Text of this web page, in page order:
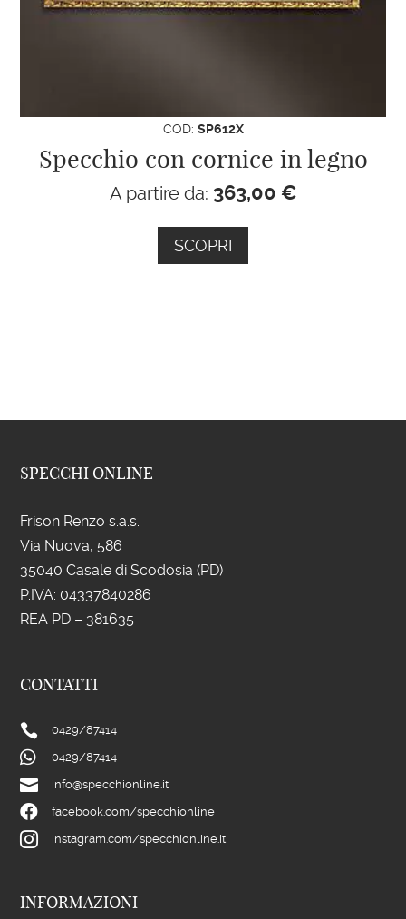
COD: SP612X
Specchio con cornice in legno
A partire da: 363,00 €
SCOPRI
SPECCHI ONLINE
Frison Renzo s.a.s.
Via Nuova, 586
35040 Casale di Scodosia (PD)
P.IVA: 04337840286
REA PD – 381635
CONTATTI
 0429/87414
 0429/87414
 info@specchionline.it
 facebook.com/specchionline
 instagram.com/specchionline.it
INFORMAZIONI